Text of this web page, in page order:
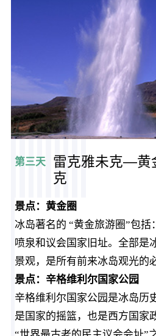
第三天
雷克雅未克—
克
景点：黄金圈
冰岛著名的 “黄金旅游圈”包
喷泉和议会国家旧址。全部是
景观，是所有前来冰岛观光的
景点： 辛格维利尔国家公园
辛格维利尔国家公园是冰岛历
是国家的摇篮，也是西方国家